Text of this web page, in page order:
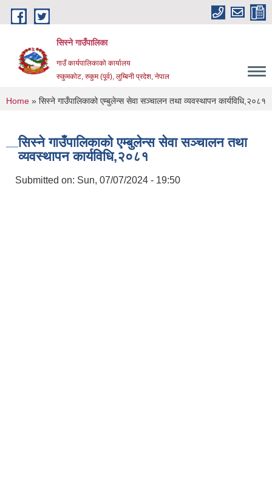
Skip to main content
सिस्ने गाउँपालिका
गाउँ कार्यपालिकाको कार्यालय
रुकुमकोट, रुकुम (पूर्व), लुम्बिनी प्रदेश, नेपाल
You are here
Home » सिस्ने गाउँपालिकाको एम्बुलेन्स सेवा सञ्चालन तथा व्यवस्थापन कार्यविधि,२०८१
सिस्ने गाउँपालिकाको एम्बुलेन्स सेवा सञ्चालन तथा
व्यवस्थापन कार्यविधि,२०८१
Submitted on: Sun, 07/07/2024 - 19:50